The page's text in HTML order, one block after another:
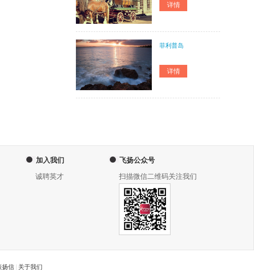
菲利普岛
加入我们
诚聘英才
飞扬公众号
扫描微信二维码关注我们
扬信 关于我们